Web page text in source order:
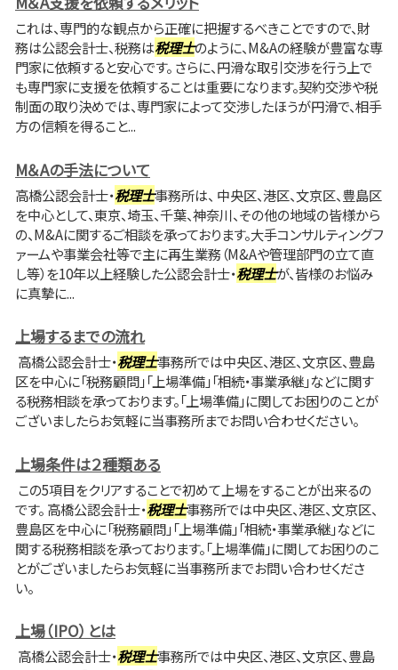
これは、専門的な観点から正確に把握するべきことですので、財
務は公認会計士、税務は税理士のように、M&Aの経験が豊富な専
門家に依頼すると安心です。 さらに、円滑な取引交渉を行う上で
も専門家に支援を依頼することは重要になります。契約交渉や税
制面の取り決めでは、専門家によって交渉したほうが円滑で、相手
方の信頼を得ること...
M＆Aの手法について
高橋公認会計士・税理士事務所は、 中央区、港区、文京区、豊島区
を中心として、東京、埼玉、千葉、神奈川、その他の地域の皆様から
の、M&Aに関するご相談を承っております。大手コンサルティングフ
ァームや事業会社等で主に再生業務（M&Aや管理部門の立て直
し等）を10年以上経験した公認会計士・税理士が、皆様のお悩み
に真摯に...
上場するまでの流れ
高橋公認会計士・税理士事務所では中央区、港区、文京区、豊島
区を中心に「税務顧問」「上場準備」「相続・事業承継」などに関す
る税務相談を承っております。「上場準備」に関してお困りのことが
ございましたらお気軽に当事務所までお問い合わせください。
上場条件は２種類ある
この5項目をクリアすることで初めて上場をすることが出来るの
です。 高橋公認会計士・税理士事務所では中央区、港区、文京区、
豊島区を中心に「税務顧問」「上場準備」「相続・事業承継」などに
関する税務相談を承っております。「上場準備」に関してお困りのこ
とがございましたらお気軽に当事務所までお問い合わせくださ
い。
上場（IPO）とは
高橋公認会計士・税理士事務所では中央区、港区、文京区、豊島